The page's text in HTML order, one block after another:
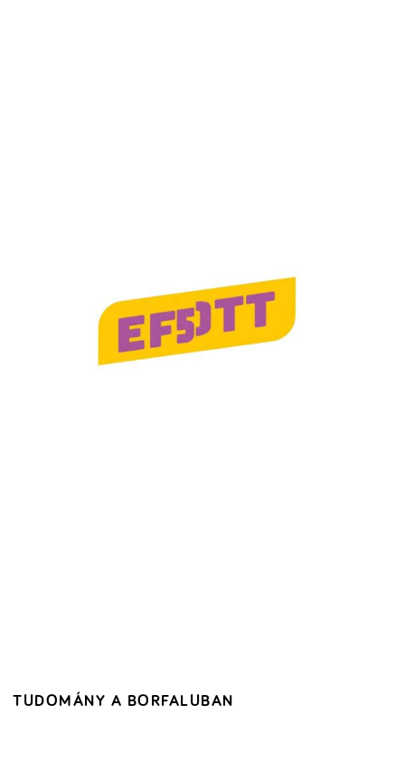
TUDOMÁNY A BORFALUBAN